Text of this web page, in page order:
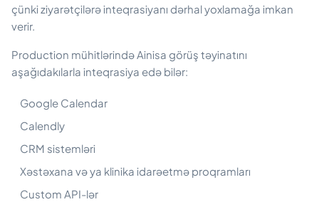
çünki ziyarətçilərə inteqrasiyanı dərhal yoxlamağa imkan
verir.
Production mühitlərində Ainisa görüş təyinatını
aşağıdakılarla inteqrasiya edə bilər:
Google Calendar
Calendly
CRM sistemləri
Xəstəxana və ya klinika idarəetmə proqramları
Custom API-lər